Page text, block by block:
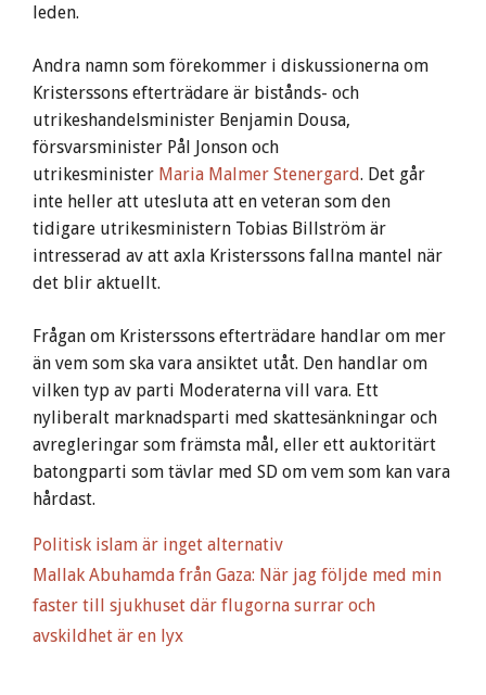
leden.
Andra namn som förekommer i diskussionerna om
Kristerssons efterträdare är bistånds- och
utrikeshandelsminister Benjamin Dousa,
försvarsminister Pål Jonson och
utrikesminister Maria Malmer Stenergard. Det går
inte heller att utesluta att en veteran som den
tidigare utrikesministern Tobias Billström är
intresserad av att axla Kristerssons fallna mantel när
det blir aktuellt.
Frågan om Kristerssons efterträdare handlar om mer
än vem som ska vara ansiktet utåt. Den handlar om
vilken typ av parti Moderaterna vill vara. Ett
nyliberalt marknadsparti med skattesänkningar och
avregleringar som främsta mål, eller ett auktoritärt
batongparti som tävlar med SD om vem som kan vara
hårdast.
Politisk islam är inget alternativ
Mallak Abuhamda från Gaza: När jag följde med min
faster till sjukhuset där flugorna surrar och
avskildhet är en lyx